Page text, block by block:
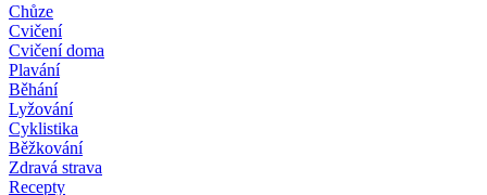
Chůze
Cvičení
Cvičení doma
Plavání
Běhání
Lyžování
Cyklistika
Běžkování
Zdravá strava
Recepty